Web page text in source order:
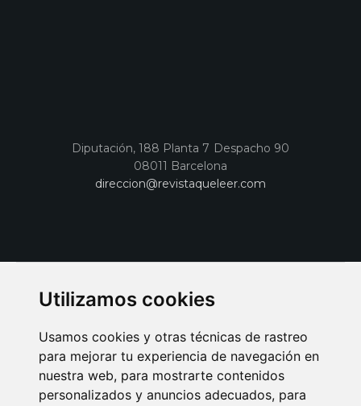
Utilizamos cookies
Usamos cookies y otras técnicas de rastreo
para mejorar tu experiencia de navegación en
nuestra web, para mostrarte contenidos
personalizados y anuncios adecuados, para
Diputación, 188 Planta 7 Despacho 90
08011 Barcelona
direccion@revistaqueleer.com